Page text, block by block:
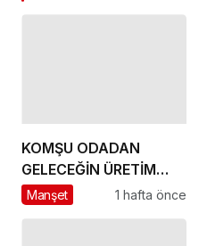
KOMŞU ODADAN
GELECEĞİN ÜRETİM
ÜSSÜ YESAN’A
Manşet 1 hafta önce